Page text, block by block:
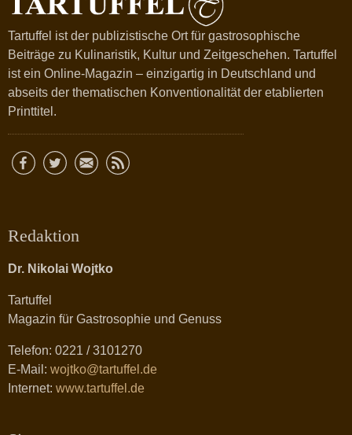
Tartuffel ist der publizistische Ort für gastrosophische
Beiträge zu Kulinaristik, Kultur und Zeitgeschehen. Tartuffel
ist ein Online-Magazin – einzigartig in Deutschland und
abseits der thematischen Konventionalität der etablierten
Printtitel.
Redaktion
Dr. Nikolai Wojtko
Tartuffel
Magazin für Gastrosophie und Genuss
Telefon: 0221 / 3101270
E-Mail: wojtko@tartuffel.de
Internet: www.tartuffel.de